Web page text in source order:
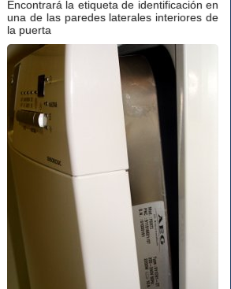
Encontrará la etiqueta de identificación en
una de las paredes laterales interiores de
la puerta